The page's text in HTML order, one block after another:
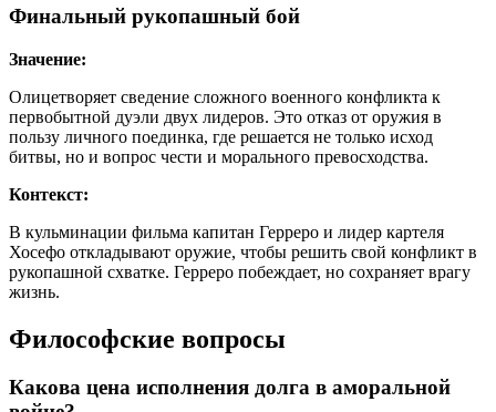
Финальный рукопашный бой
Значение:
Олицетворяет сведение сложного военного конфликта к
первобытной дуэли двух лидеров. Это отказ от оружия в
пользу личного поединка, где решается не только исход
битвы, но и вопрос чести и морального превосходства.
Контекст:
В кульминации фильма капитан Герреро и лидер картеля
Хосефо откладывают оружие, чтобы решить свой конфликт в
рукопашной схватке. Герреро побеждает, но сохраняет врагу
жизнь.
Философские вопросы
Какова цена исполнения долга в аморальной